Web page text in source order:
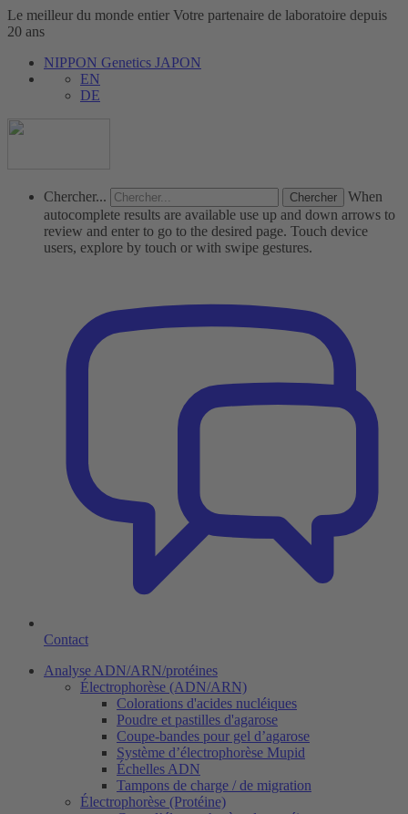
Le meilleur du monde entier Votre partenaire de laboratoire depuis
20 ans
NIPPON Genetics JAPON
EN
DE
Chercher...
When
autocomplete results are available use up and down arrows to
review and enter to go to the desired page. Touch device
users, explore by touch or with swipe gestures.
Contact
Analyse ADN/ARN/protéines
Électrophorèse (ADN/ARN)
Colorations d'acides nucléiques
Poudre et pastilles d'agarose
Coupe-bandes pour gel d’agarose
Système d’électrophorèse Mupid
Échelles ADN
Tampons de charge / de migration
Électrophorèse (Protéine)